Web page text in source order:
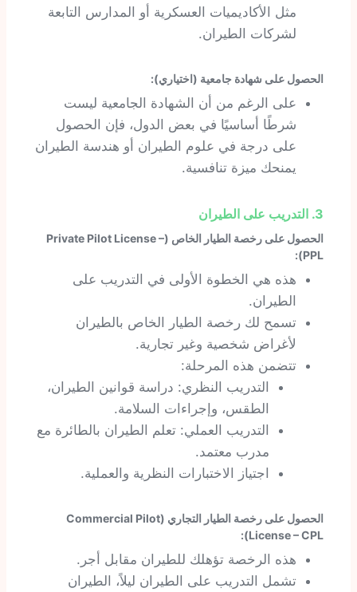
مثل الأكاديميات العسكرية أو المدارس التابعة
لشركات الطيران.
الحصول على شهادة جامعية (اختياري):
على الرغم من أن الشهادة الجامعية ليست
شرطًا أساسيًا في بعض الدول، فإن الحصول
على درجة في علوم الطيران أو هندسة الطيران
يمنحك ميزة تنافسية.
3. التدريب على الطيران
الحصول على رخصة الطيار الخاص (Private Pilot License –
PPL):
هذه هي الخطوة الأولى في التدريب على
الطيران.
تسمح لك رخصة الطيار الخاص بالطيران
لأغراض شخصية وغير تجارية.
تتضمن هذه المرحلة:
التدريب النظري: دراسة قوانين الطيران،
الطقس، وإجراءات السلامة.
التدريب العملي: تعلم الطيران بالطائرة مع
مدرب معتمد.
اجتياز الاختبارات النظرية والعملية.
الحصول على رخصة الطيار التجاري (Commercial Pilot
License – CPL):
هذه الرخصة تؤهلك للطيران مقابل أجر.
تشمل التدريب على الطيران ليلاً، الطيران